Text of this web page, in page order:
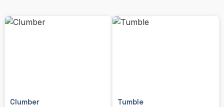
Clumber Tumble